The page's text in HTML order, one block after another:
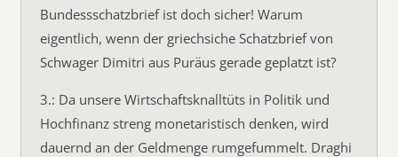
Bundessschatzbrief ist doch sicher! Warum
eigentlich, wenn der griechsiche Schatzbrief von
Schwager Dimitri aus Puräus gerade geplatzt ist?
3.: Da unsere Wirtschaftsknalltüts in Politik und
Hochfinanz streng monetaristisch denken, wird
dauernd an der Geldmenge rumgefummelt. Draghi